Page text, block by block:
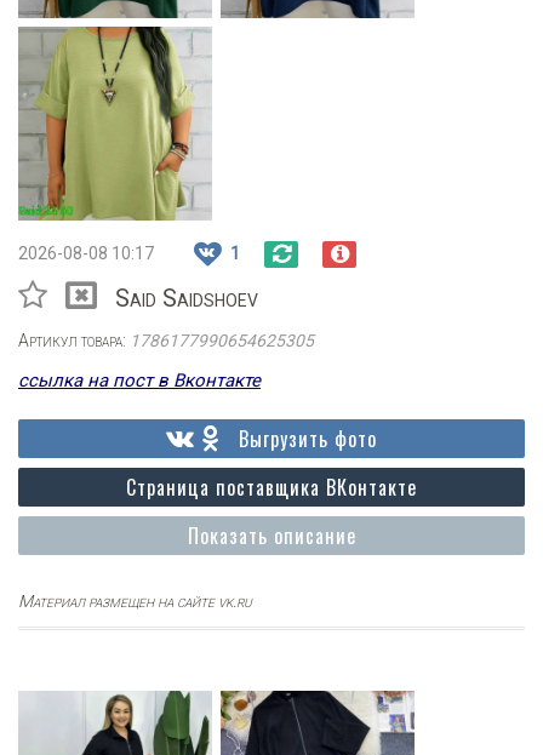
2026-08-08 10:17 1
Said Saidshoev
Артикул товара: 1786177990654625305
ссылка на пост в Вконтакте
Показать описание
Страница поставщика ВКонтакте
Выгрузить фото
Материал размещен на сайте vk.ru